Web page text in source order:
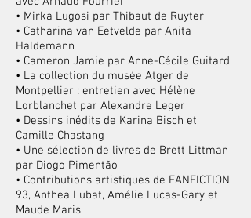
• Mirka Lugosi par Thibaut de Ruyter
• Catharina van Eetvelde par Anita
Haldemann
• Cameron Jamie par Anne-Cécile Guitard
• La collection du musée Atger de
Montpellier : entretien avec Hélène
Lorblanchet par Alexandre Leger
• Dessins inédits de Karina Bisch et
Camille Chastang
• Une sélection de livres de Brett Littman
par Diogo Pimentão
• Contributions artistiques de FANFICTION
93, Anthea Lubat, Amélie Lucas-Gary et
Maude Maris